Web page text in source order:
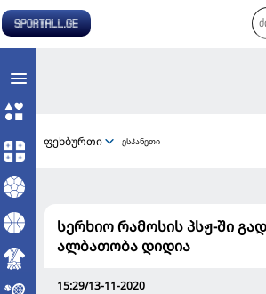
ფეხბურთი ესპანეთი
სერხიო რამოსის პსჟ-ში
ალბათობა დიდია
15:29/13-11-2020